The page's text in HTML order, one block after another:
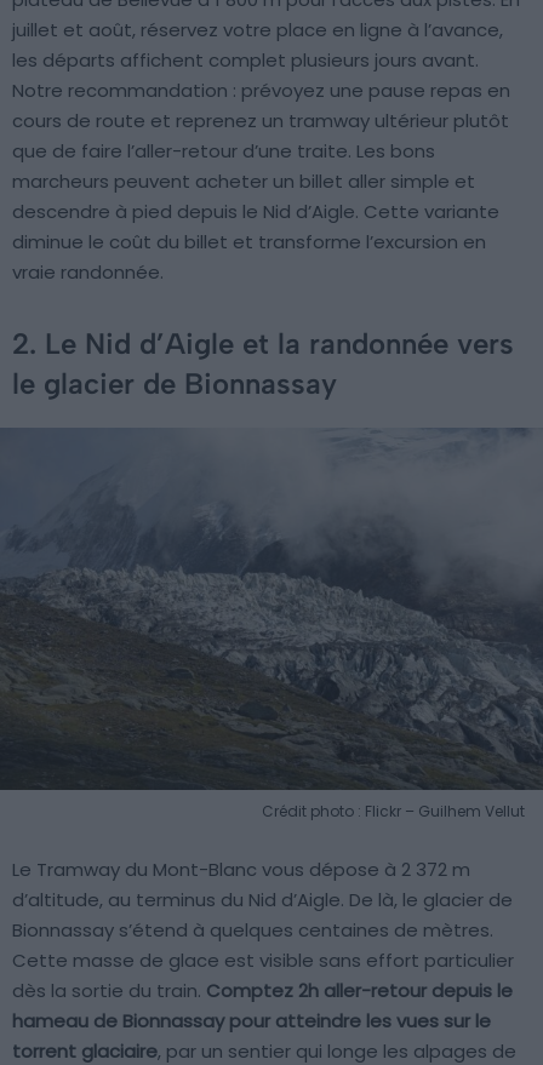
juillet et août, réservez votre place en ligne à l’avance,
les départs affichent complet plusieurs jours avant.
Notre recommandation : prévoyez une pause repas en
cours de route et reprenez un tramway ultérieur plutôt
que de faire l’aller-retour d’une traite. Les bons
marcheurs peuvent acheter un billet aller simple et
descendre à pied depuis le Nid d’Aigle. Cette variante
diminue le coût du billet et transforme l’excursion en
vraie randonnée.
2. Le Nid d’Aigle et la randonnée vers
le glacier de Bionnassay
Crédit photo : Flickr – Guilhem Vellut
Le Tramway du Mont-Blanc vous dépose à 2 372 m
d’altitude, au terminus du Nid d’Aigle. De là, le glacier de
Bionnassay s’étend à quelques centaines de mètres.
Cette masse de glace est visible sans effort particulier
dès la sortie du train. Comptez 2h aller-retour depuis le
hameau de Bionnassay pour atteindre les vues sur le
torrent glaciaire, par un sentier qui longe les alpages de